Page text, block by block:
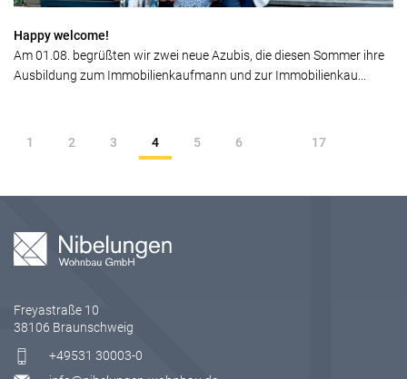
Happy welcome!
Am 01.08. begrüßten wir zwei neue Azubis, die diesen Sommer ihre
Ausbildung zum Immobilienkaufmann und zur Immobilienkau...
1 2 3 4 5 6 17
Freyastraße 10
38106 Braunschweig
+49531 30003-0